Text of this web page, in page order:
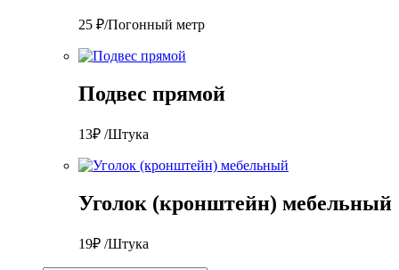
25 ₽/Погонный метр
Подвес прямой
13₽ /Штука
Уголок (кронштейн) мебельный
19₽ /Штука